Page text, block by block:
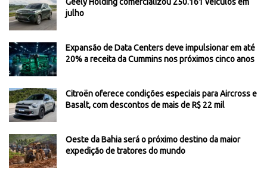
julho
Expansão de Data Centers deve impulsionar em até
20% a receita da Cummins nos próximos cinco anos
Citroën oferece condições especiais para Aircross e
Basalt, com descontos de mais de R$ 22 mil
Oeste da Bahia será o próximo destino da maior
expedição de tratores do mundo